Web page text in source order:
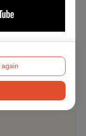
6 tickets to any
for the TFAI
8000 for more